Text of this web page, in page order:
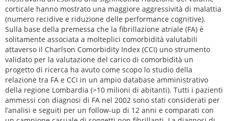
corticale hanno mostrato una maggiore aggressività di malattia
(numero recidive e riduzione delle performance cognitive).
Sulla base della premessa che la fibrillazione atriale (FA) è
solitamente associata a molteplici comorbidità valutabili
attaverso il Charlson Comorbidity Index (CCI) uno strumento
validato per la valutazione del carico di comorbidità un
progetto di ricerca ha avuto come scopo lo studio della
relazione tra FA e CCI in un ampio database amministrativo
della regione Lombardia (>10 milioni di abitanti). Tutti i pazienti
ammessi con diagnosi di FA nel 2002 sono stati considerati per
l’analisi e seguiti per un follow-up di 12 anni e comparati con